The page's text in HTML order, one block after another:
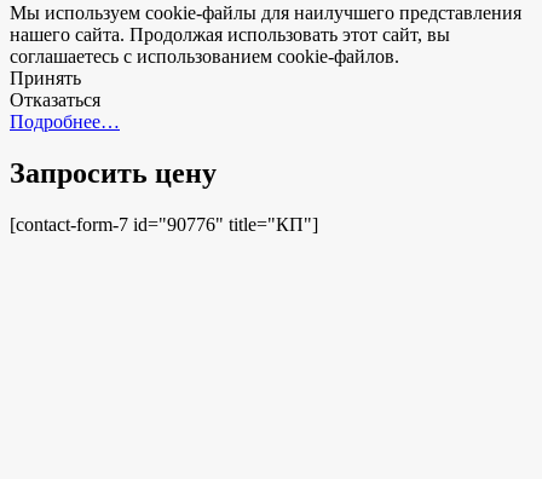
Мы используем cookie-файлы для наилучшего представления
нашего сайта. Продолжая использовать этот сайт, вы
соглашаетесь с использованием cookie-файлов.
Принять
Отказаться
Подробнее…
Запросить цену
[contact-form-7 id="90776" title="КП"]